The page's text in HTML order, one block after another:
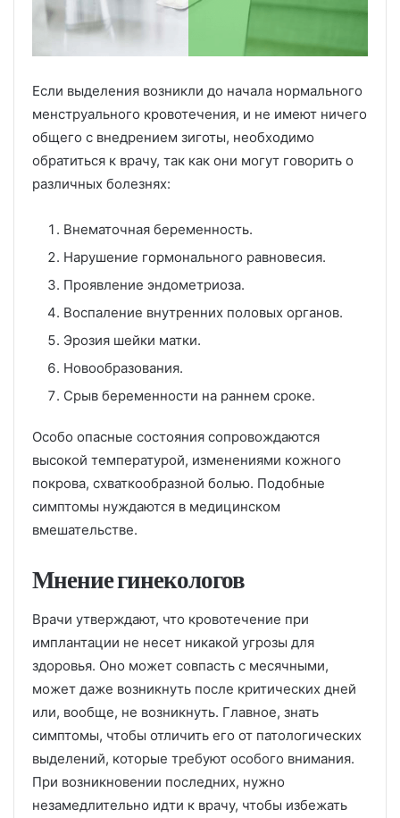
Если выделения возникли до начала нормального
менструального кровотечения, и не имеют ничего
общего с внедрением зиготы, необходимо
обратиться к врачу, так как они могут говорить о
различных болезнях:
Внематочная беременность.
Нарушение гормонального равновесия.
Проявление эндометриоза.
Воспаление внутренних половых органов.
Эрозия шейки матки.
Новообразования.
Срыв беременности на раннем сроке.
Особо опасные состояния сопровождаются
высокой температурой, изменениями кожного
покрова, схваткообразной болью. Подобные
симптомы нуждаются в медицинском
вмешательстве.
Мнение гинекологов
Врачи утверждают, что кровотечение при
имплантации не несет никакой угрозы для
здоровья. Оно может совпасть с месячными,
может даже возникнуть после критических дней
или, вообще, не возникнуть. Главное, знать
симптомы, чтобы отличить его от патологических
выделений, которые требуют особого внимания.
При возникновении последних, нужно
незамедлительно идти к врачу, чтобы избежать